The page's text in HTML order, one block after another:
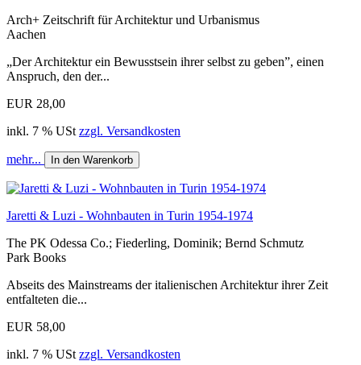
Arch+ Zeitschrift für Architektur und Urbanismus
Aachen
„Der Architektur ein Bewusstsein ihrer selbst zu geben”, einen
Anspruch, den der...
EUR 28,00
inkl. 7 % USt zzgl. Versandkosten
mehr... In den Warenkorb
Jaretti & Luzi - Wohnbauten in Turin 1954-1974
The PK Odessa Co.; Fiederling, Dominik; Bernd Schmutz
Park Books
Abseits des Mainstreams der italienischen Architektur ihrer Zeit
entfalteten die...
EUR 58,00
inkl. 7 % USt zzgl. Versandkosten